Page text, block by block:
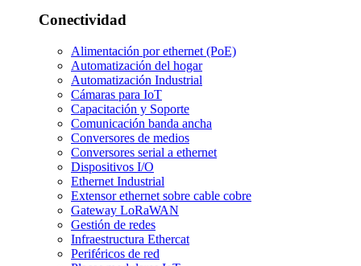
Conectividad
Alimentación por ethernet (PoE)
Automatización del hogar
Automatización Industrial
Cámaras para IoT
Capacitación y Soporte
Comunicación banda ancha
Conversores de medios
Conversores serial a ethernet
Dispositivos I/O
Ethernet Industrial
Extensor ethernet sobre cable cobre
Gateway LoRaWAN
Gestión de redes
Infraestructura Ethercat
Periféricos de red